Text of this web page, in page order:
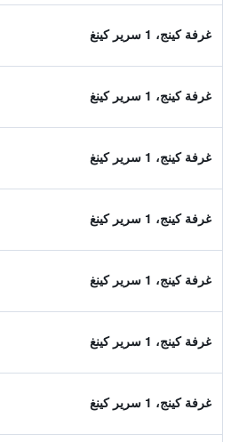
غرفة كينج، 1 سرير كينغ
غرفة كينج، 1 سرير كينغ
غرفة كينج، 1 سرير كينغ
غرفة كينج، 1 سرير كينغ
غرفة كينج، 1 سرير كينغ
غرفة كينج، 1 سرير كينغ
غرفة كينج، 1 سرير كينغ